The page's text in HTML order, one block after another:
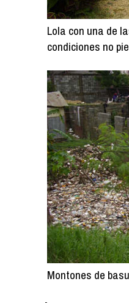
Lola con una de
condiciones no
Montones de